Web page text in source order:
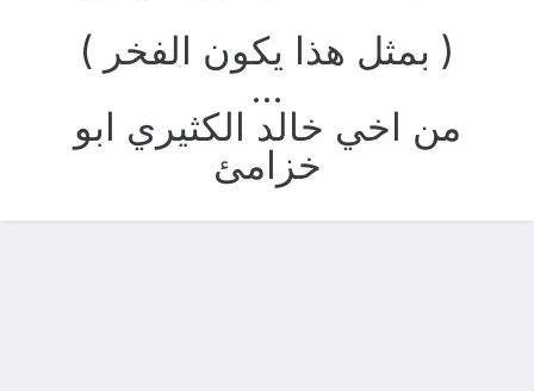
( بمثل هذا يكون الفخر )
...
من اخي خالد الكثيري ابو
خزامئ